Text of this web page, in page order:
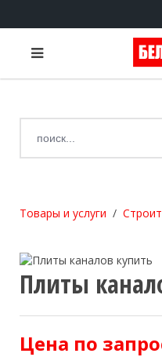
Товары и услуги
Плиты
Цена по